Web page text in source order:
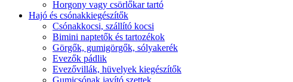
Horgony vagy csörlőkar tartó
Hajó és csónakkiegészítők
Csónakkocsi, szállító kocsi
Bimini naptetők és tartozékok
Görgők, gumigörgők, sólyakerék
Evezők pádlik
Evezővillák, hüvelyek kiegészítők
Gumicsónak javító szettek